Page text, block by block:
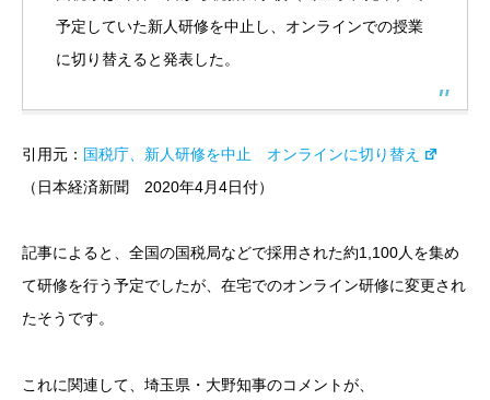
予定していた新人研修を中止し、オンラインでの授業
に切り替えると発表した。
引用元： 国税庁、新人研修を中止 オンラインに切り替え
（日本経済新聞 2020年4月4日付）
記事によると、全国の国税局などで採用された約1,100人を集め
て研修を行う予定でしたが、在宅でのオンライン研修に変更され
たそうです。
これに関連して、埼玉県・大野知事のコメントが、